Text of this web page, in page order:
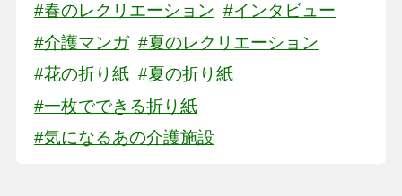
#春のレクリエーション #インタビュー
#介護マンガ #夏のレクリエーション
#花の折り紙 #夏の折り紙
#一枚でできる折り紙
#気になるあの介護施設